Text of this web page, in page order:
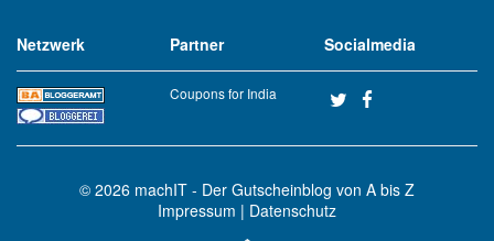
Netzwerk Partner
Coupons for India
Socialmedia
© 2026 machIT - Der Gutscheinblog von A bis Z
Impressum | Datenschutz